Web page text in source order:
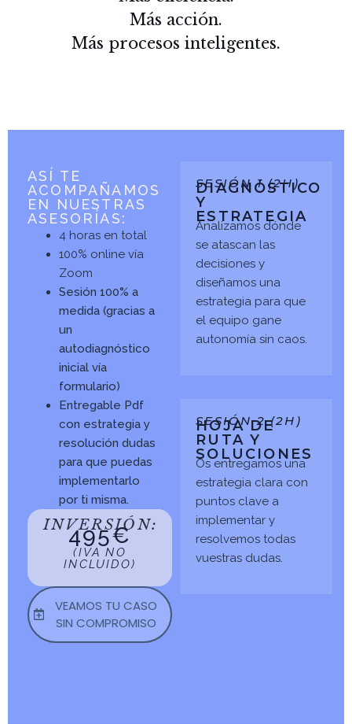
Más acción.
Más procesos inteligentes.
ASÍ TE
ACOMPAÑAMOS
EN NUESTRAS
ASESORÍAS:
4 horas en total
100% online vía
Zoom
Sesión 100% a
medida (gracias a
un
autodiagnóstico
inicial vía
formulario)
Entregable Pdf
con estrategia y
resolución dudas
para que puedas
implementarlo
por ti misma.
INVERSIÓN:
495€
(IVA NO
INCLUIDO)
VEAMOS TU CASO
SIN COMPROMISO
SESIÓN 1 (2H)
DIAGNÓSTICO
Y
ESTRATEGIA
Analizamos dónde
se atascan las
decisiones y
diseñamos una
estrategia para que
el equipo gane
autonomía sin caos.
SESIÓN 2 (2H)
HOJA DE
RUTA Y
SOLUCIONES
Os entregamos una
estrategia clara con
puntos clave a
implementar y
resolvemos todas
vuestras dudas.